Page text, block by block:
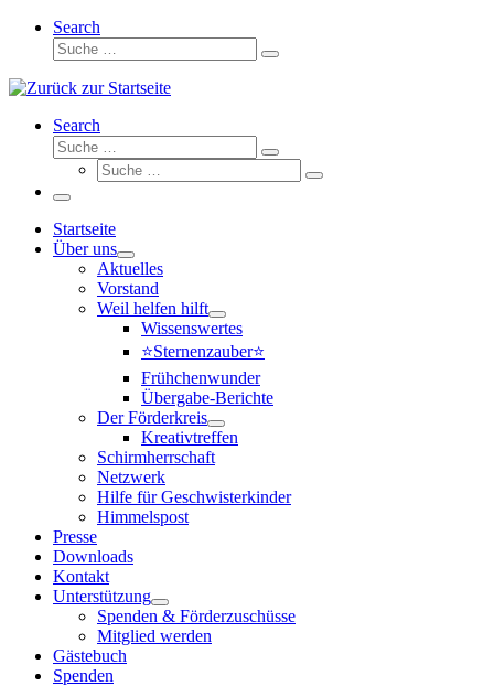
Search
Suche
Suche
Search
Suche
Suche
Suche
Suche
Menü
Startseite
Über uns
Aktuelles
Vorstand
Weil helfen hilft
Wissenswertes
⭐Sternenzauber⭐
Frühchenwunder
Übergabe-Berichte
Der Förderkreis
Kreativtreffen
Schirmherrschaft
Netzwerk
Hilfe für Geschwisterkinder
Himmelspost
Presse
Downloads
Kontakt
Unterstützung
Spenden & Förderzuschüsse
Mitglied werden
Gästebuch
Spenden